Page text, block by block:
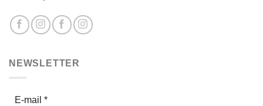
NEWSLETTER
E-mail *